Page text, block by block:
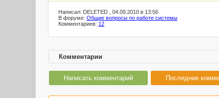
Написал: DELETED , 04.09.2010 в 13:56
В форуме: Общие вопросы по работе системы
Комментариев: 12
Комментарии
Написать комментарий Последние